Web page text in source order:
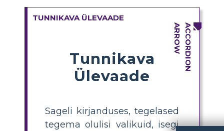
TUNNIKAVA ÜLEVAADE
Tunnikava
Ülevaade
Sageli kirjanduses, tegelased
tegema olulisi valikuid, isegi